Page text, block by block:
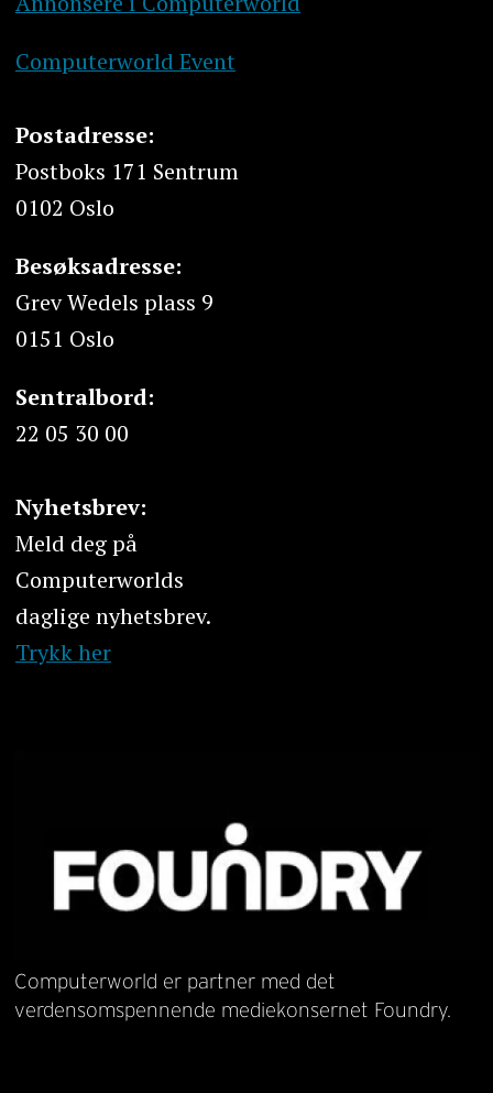
Computerworld Event
Postadresse:
Postboks 171 Sentrum
0102 Oslo
Besøksadresse:
Grev Wedels plass 9
0151 Oslo
Sentralbord:
22 05 30 00
Nyhetsbrev:
Meld deg på
Computerworlds
daglige nyhetsbrev.
Trykk her
Computerworld er partner med det
verdensomspennende mediekonsernet Foundry.